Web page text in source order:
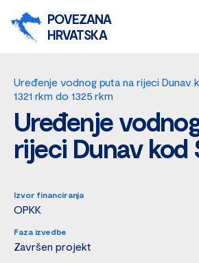
POVEZANA
HRVATSKA
Uređenje vodnog puta na rijeci Dunav
1321 rkm do 1325 rkm
Uređenje
rijeci Dunav kod
Izvor financiranja
OPKK
Faza izvedbe
Završen projekt